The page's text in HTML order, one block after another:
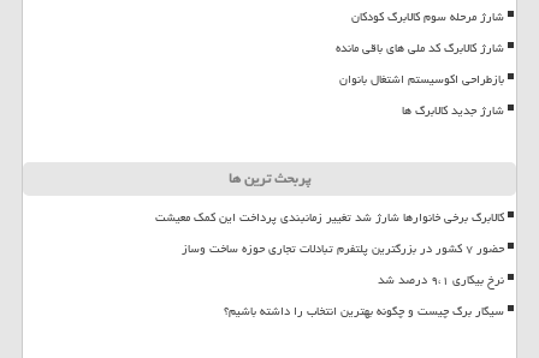
شارژ مرحله سوم کالابرگ کودکان
شارژ کالابرگ کد ملی های باقی مانده
بازطراحی اکوسیستم اشتغال بانوان
شارژ جدید کالابرگ ها
پربحث ترین ها
کالابرگ برخی خانوارها شارژ شد تغییر زمانبندی پرداخت این کمک معیشت
حضور ۷ کشور در بزرگترین پلتفرم تبادلات تجاری حوزه ساخت وساز
نرخ بیکاری ۹،۱ درصد شد
سیگار برگ چیست و چگونه بهترین انتخاب را داشته باشیم؟